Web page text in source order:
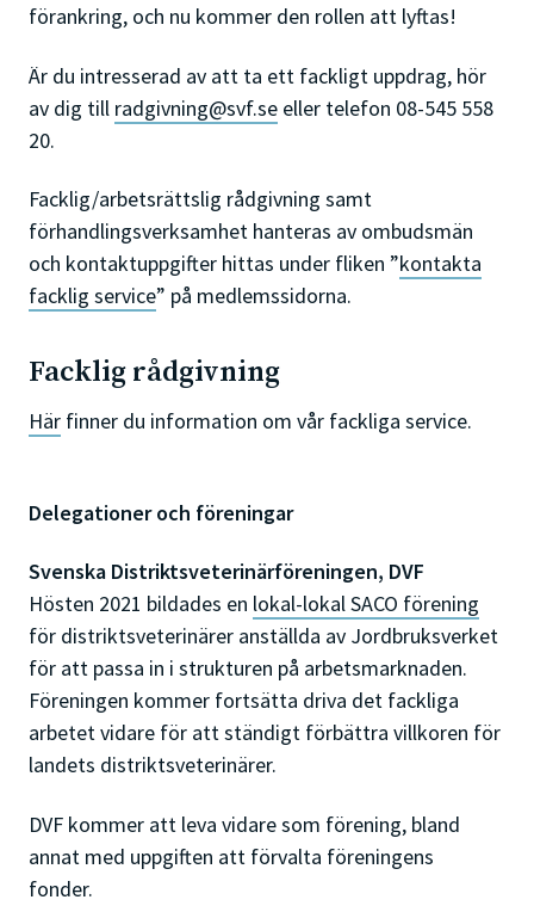
förankring, och nu kommer den rollen att lyftas!
Är du intresserad av att ta ett fackligt uppdrag, hör
av dig till radgivning@svf.se eller telefon 08-545 558
20.
Facklig/arbetsrättslig rådgivning samt
förhandlingsverksamhet hanteras av ombudsmän
och kontaktuppgifter hittas under fliken ”kontakta
facklig service” på medlemssidorna.
Facklig rådgivning
Här finner du information om vår fackliga service.
Delegationer och föreningar
Svenska Distriktsveterinärföreningen, DVF
Hösten 2021 bildades en lokal-lokal SACO förening
för distriktsveterinärer anställda av Jordbruksverket
för att passa in i strukturen på arbetsmarknaden.
Föreningen kommer fortsätta driva det fackliga
arbetet vidare för att ständigt förbättra villkoren för
landets distriktsveterinärer.
DVF kommer att leva vidare som förening, bland
annat med uppgiften att förvalta föreningens
fonder.